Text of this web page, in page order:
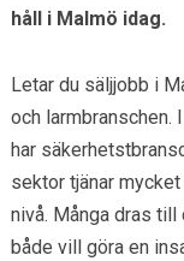
håll i Malmö idag.
Letar du säljjobb i
och larmbranschen.
har
sektor tjänar
nivå. Många dras
både vill göra en